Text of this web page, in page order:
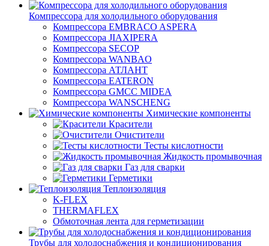
Компрессора для холодильного оборудования
Компрессора EMBRACO ASPERA
Компрессора JIAXIPERA
Компрессора SECOP
Компрессора WANBAO
Компрессора АТЛАНТ
Компрессора EATERON
Компрессора GMCC MIDEA
Компрессора WANSCHENG
Химические компоненты
Красители
Очистители
Тесты кислотности
Жидкость промывочная
Газ для сварки
Герметики
Теплоизоляция
K-FLEX
THERMAFLEX
Обмоточная лента для герметизации
Трубы для холодоснабжения и кондиционирования